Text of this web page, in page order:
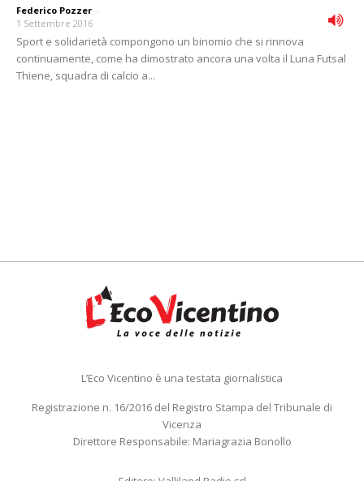
Federico Pozzer -
1 Settembre 2016
Sport e solidarietà compongono un binomio che si rinnova
continuamente, come ha dimostrato ancora una volta il Luna Futsal
Thiene, squadra di calcio a...
L’Eco Vicentino è una testata giornalistica
Registrazione n. 16/2016 del Registro Stampa del Tribunale di
Vicenza
Direttore Responsabile: Mariagrazia Bonollo